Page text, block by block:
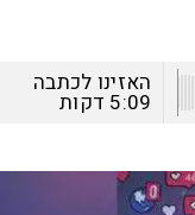
האזינו לכתבה
5:09 דקות